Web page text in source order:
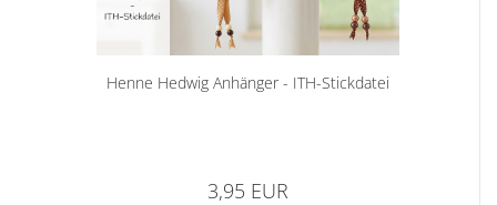
Henne Hedwig Anhänger - ITH-Stickdatei
3,95 EUR